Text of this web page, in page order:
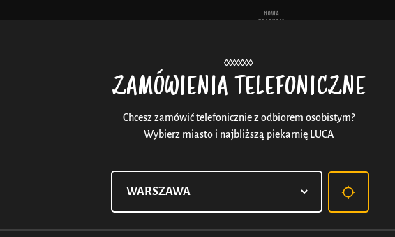
BAJGIEL Z NADZIENIEM
ZAMÓWIENIA TELEFONICZNE
Chcesz zamówić telefonicznie z odbiorem osobistym?
Wybierz miasto i najbliższą piekarnię LUCA